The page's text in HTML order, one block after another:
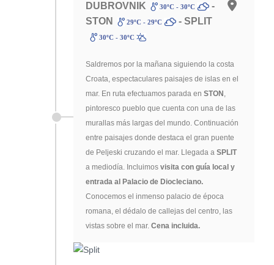
DUBROVNIK 30ºC - 30ºC
-
STON
29ºC - 29ºC - SPLIT
30ºC - 30ºC
Saldremos por la mañana siguiendo la costa
Croata, espectaculares paisajes de islas en el
mar. En ruta efectuamos parada en STON ,
pintoresco pueblo que cuenta con una de las
murallas más largas del mundo. Continuación
entre paisajes donde destaca el gran puente
de Peljeski cruzando el mar. Llegada a SPLIT
a mediodía. Incluimos visita con guía local y
entrada al Palacio de Diocleciano.
Conocemos el inmenso palacio de época
romana, el dédalo de callejas del centro, las
vistas sobre el mar. Cena incluida.